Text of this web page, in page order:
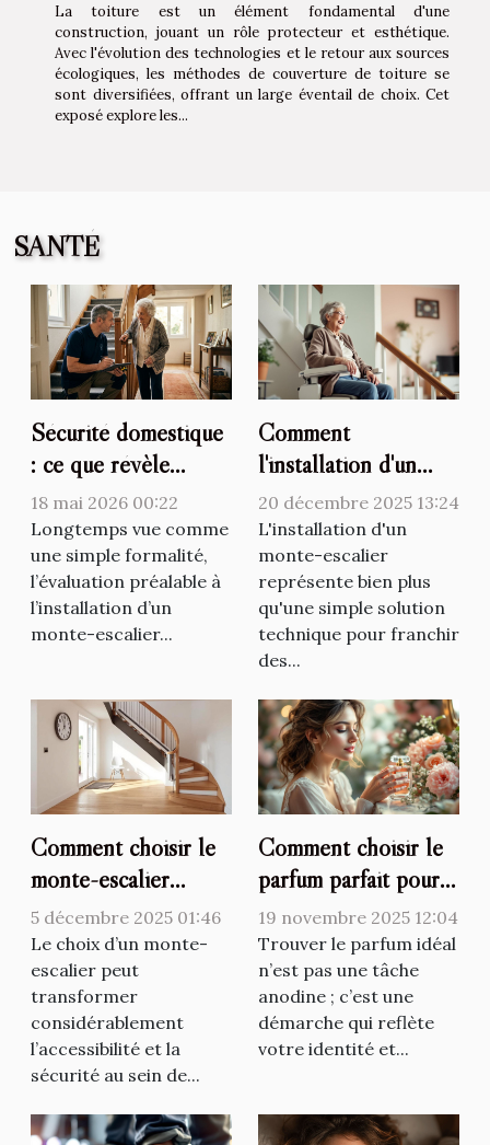
La toiture est un élément fondamental d'une
construction, jouant un rôle protecteur et esthétique.
Avec l'évolution des technologies et le retour aux sources
écologiques, les méthodes de couverture de toiture se
sont diversifiées, offrant un large éventail de choix. Cet
exposé explore les...
SANTÉ
Sécurité domestique
: ce que révèle
vraiment l’évaluation
préalable à
l’installation d’un
monte-escalier
18 mai 2026 00:22
Longtemps vue comme
une simple formalité,
l’évaluation préalable à
l’installation d’un
monte-escalier...
Comment
l'installation d'un
monte-escalier
améliore-t-elle la
qualité de vie ?
20 décembre 2025 13:24
L'installation d'un
monte-escalier
représente bien plus
qu'une simple solution
technique pour franchir
des...
Comment choisir le
monte-escalier
adapté à vos besoins
?
5 décembre 2025 01:46
Le choix d’un monte-
escalier peut
transformer
considérablement
l’accessibilité et la
sécurité au sein de...
Comment choisir le
parfum parfait pour
votre personnalité?
19 novembre 2025 12:04
Trouver le parfum idéal
n’est pas une tâche
anodine ; c’est une
démarche qui reflète
votre identité et...